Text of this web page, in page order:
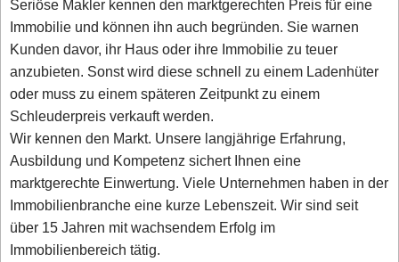
Seriöse Makler kennen den marktgerechten Preis für eine
Immobilie und können ihn auch begründen. Sie warnen
Kunden davor, ihr Haus oder ihre Immobilie zu teuer
anzubieten. Sonst wird diese schnell zu einem Ladenhüter
oder muss zu einem späteren Zeitpunkt zu einem
Schleuderpreis verkauft werden.
Wir kennen den Markt. Unsere langjährige Erfahrung,
Ausbildung und Kompetenz sichert Ihnen eine
marktgerechte Einwertung. Viele Unternehmen haben in der
Immobilienbranche eine kurze Lebenszeit. Wir sind seit
über 15 Jahren mit wachsendem Erfolg im
Immobilienbereich tätig.